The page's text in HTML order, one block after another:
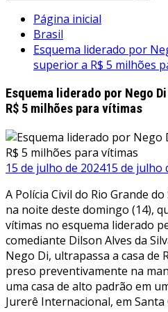
Página inicial
Brasil
Esquema liderado por
superior a R$ 5 milhões
Esquema liderado por Nego
R$ 5 milhões para vítimas
15 de julho de 202415 de julho
A Polícia Civil do Rio Grande
na noite deste domingo (14),
vítimas no esquema liderado
comediante Dilson Alves da
Nego Di, ultrapassa a casa de
preso preventivamente na
uma casa de alto padrão em
Jurerê Internacional, em Santa